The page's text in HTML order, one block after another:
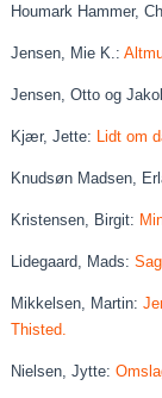
Houmark Hammer,
Jensen, Mie K.:
Jensen, Otto og
Kjær, Jette: Lidt om
Knudsøn Madsen,
Kristensen, Birgit:
Lidegaard, Mads:
Mikkelsen, Martin:
Thisted.
Nielsen, Jytte: